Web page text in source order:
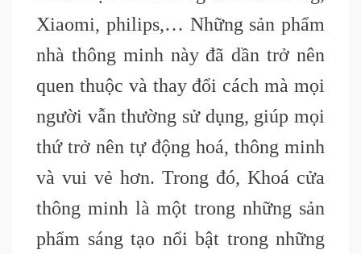
Xiaomi, philips,… Những sản phẩm
nhà thông minh này đã dần trở nên
quen thuộc và thay đổi cách mà mọi
người vẫn thường sử dụng, giúp mọi
thứ trở nên tự động hoá, thông minh
và vui vẻ hơn. Trong đó, Khoá cửa
thông minh là một trong những sản
phẩm sáng tạo nổi bật trong những